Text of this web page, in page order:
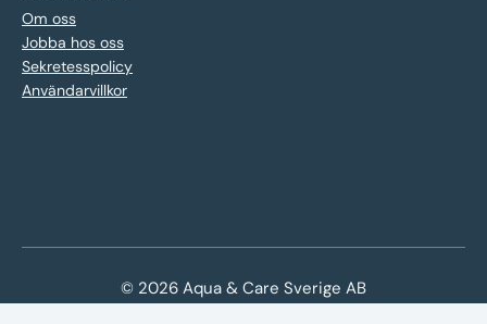
Om oss
Jobba hos oss
Sekretesspolicy
Användarvillkor
© 2026 Aqua & Care Sverige AB